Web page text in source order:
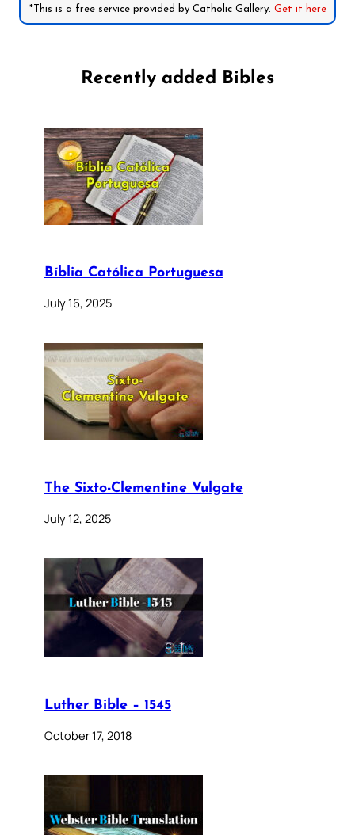
*This is a free service provided by Catholic Gallery. Get it here
Recently added Bibles
Bíblia Católica Portuguesa
July 16, 2025
The Sixto-Clementine Vulgate
July 12, 2025
Luther Bible – 1545
October 17, 2018